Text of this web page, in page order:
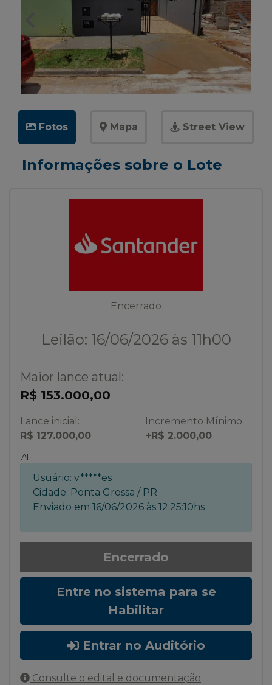
Fotos Mapa Street View
Informações sobre o Lote
Encerrado
Leilão: 16/06/2026 às 11h00
Maior lance atual:
R$ 153.000,00
Lance inicial:
R$ 127.000,00
Incremento Mínimo:
+R$ 2.000,00
[A]
Usuário: v*****es
Cidade: Ponta Grossa / PR
Enviado em 16/06/2026 às 12:25:10hs
Encerrado
Entre no sistema para se
Habilitar
Entrar no Auditório
Consulte o edital e documentação